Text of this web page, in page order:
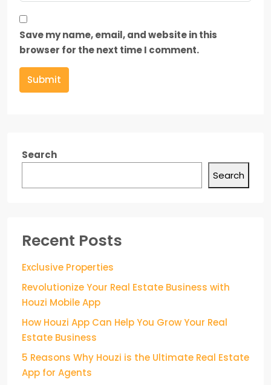
Save my name, email, and website in this
browser for the next time I comment.
Submit
Search
Search
Recent Posts
Exclusive Properties
Revolutionize Your Real Estate Business with
Houzi Mobile App
How Houzi App Can Help You Grow Your Real
Estate Business
5 Reasons Why Houzi is the Ultimate Real Estate
App for Agents